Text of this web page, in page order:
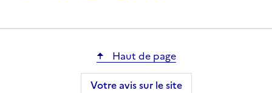
Haut de page
Votre avis sur le site